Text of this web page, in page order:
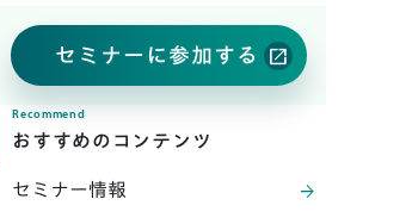
セミナーに参加する open_in_new
Recommend
おすすめのコンテンツ
セミナー情報 arrow_forward